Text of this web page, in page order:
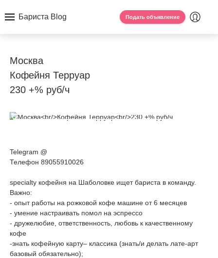
Бариста Blog Подать объявление
Москва
Кофейня Терруар
230 +% руб/ч
Telegram @
Телефон 89055910026
specialty кофейня на Шаболовке ищет бариста в команду.
Важно:
- опыт работы на рожковой кофе машине от 6 месяцев
- умение настраивать помол на эспрессо
- дружелюбие, ответственность, любовь к качественному
кофе
-знать кофейную карту– классика (знать/и делать лате-арт
базовый обязательно);